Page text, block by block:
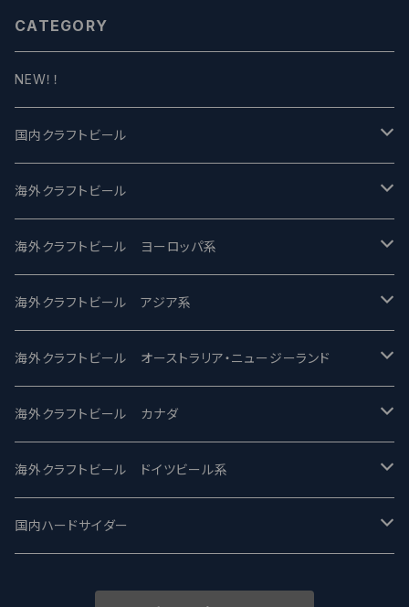
CATEGORY
NEW！！
国内クラフトビール
UCHU BREWING -うちゅうブルーイング
バテレ -VERTERE
2nd Story Ale Works -セカンドストーリー
ビアへるん - Beer Hearn
忽布古丹醸造 - HOP KOTAN
ワイマーケットブルーイング Y.Market Brewing
志賀高原ビール - SIGAKOGEN
海外クラフトビール
Modern Times モダンタイムズ
Maui マウイ
Toppling Goliath トップリンゴライアス
Fair State フェアステイト
Lagunitas ラグニタス
FirestoneWalker ファイアストーン
海外クラフトビール ヨーロッパ系
UnBarred -アンバード
SAIREN /サイレン
ワイルドチャイルド - Wilde Child
BrewDog Brewery - ブリュードッグ
The Flying Inn / ザ フライイング イン
海外クラフトビール アジア系
gweilo-鬼佬 グウァイロ
Heart Of Darkness - ハートオブダークネス
Carbon brews -カーボン
TAIHU - タイフー
海外クラフトビール オーストラリア・ニュージーランド
ROCKY RIDGE - ロッキーリッジ
BODRIGGY BREWING ボッドリッジー
CO-CONSPIRATORS コ・コンスピレーターズ
海外クラフトビール カナダ
Jackie O's ジャッキーオーズ
Westbrook ウェストブルック
海外クラフトビール ドイツビール系
Karmeliten カーメリテン
国内ハードサイダー